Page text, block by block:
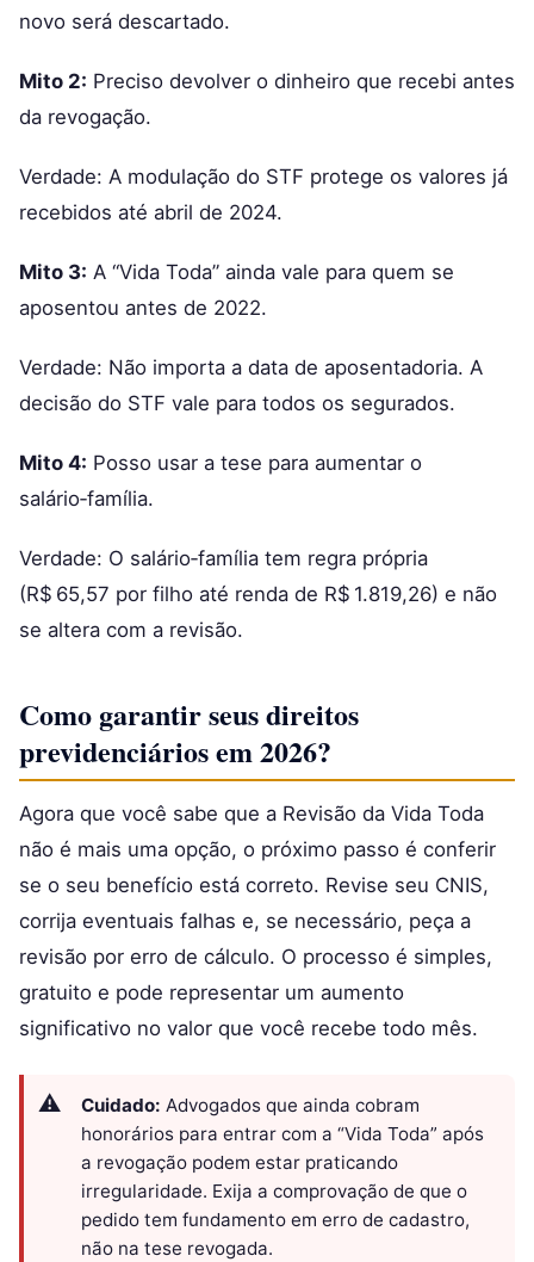
novo será descartado.
Mito 2: Preciso devolver o dinheiro que recebi antes
da revogação.
Verdade: A modulação do STF protege os valores já
recebidos até abril de 2024.
Mito 3: A “Vida Toda” ainda vale para quem se
aposentou antes de 2022.
Verdade: Não importa a data de aposentadoria. A
decisão do STF vale para todos os segurados.
Mito 4: Posso usar a tese para aumentar o
salário‑família.
Verdade: O salário‑família tem regra própria
(R$ 65,57 por filho até renda de R$ 1.819,26) e não
se altera com a revisão.
Como garantir seus direitos
previdenciários em 2026?
Agora que você sabe que a Revisão da Vida Toda
não é mais uma opção, o próximo passo é conferir
se o seu benefício está correto. Revise seu CNIS,
corrija eventuais falhas e, se necessário, peça a
revisão por erro de cálculo. O processo é simples,
gratuito e pode representar um aumento
significativo no valor que você recebe todo mês.
Cuidado: Advogados que ainda cobram
honorários para entrar com a “Vida Toda” após
a revogação podem estar praticando
irregularidade. Exija a comprovação de que o
pedido tem fundamento em erro de cadastro,
não na tese revogada.